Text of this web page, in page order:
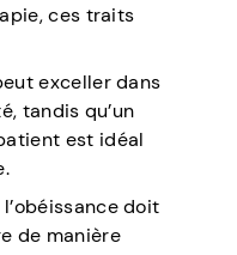
ces traits
exceller dans
tandis qu’un
est idéal
doit
de manière